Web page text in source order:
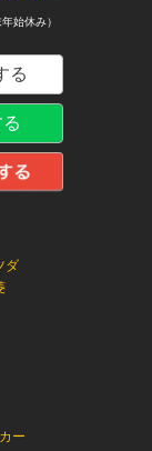
ダ
ー
始休み）
る